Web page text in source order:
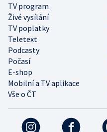
TV program
Živé vysílání
TV poplatky
Teletext
Podcasty
Počasí
E-shop
Mobilní a TV aplikace
Vše o ČT